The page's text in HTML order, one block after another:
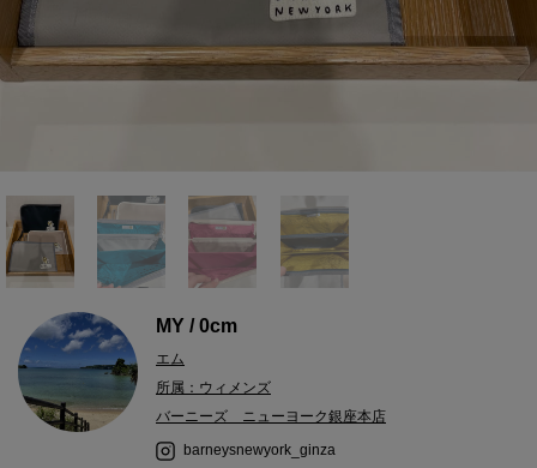
MY / 0cm
エム
所属：ウィメンズ
バーニーズ ニューヨーク銀座本店
barneysnewyork_ginza